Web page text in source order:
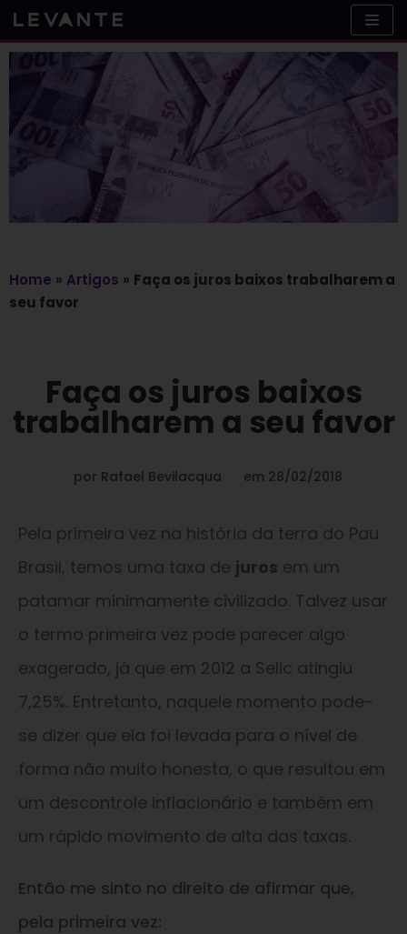
Skip
to
content
Home » Artigos » Faça os juros baixos trabalharem a
seu favor
Faça os juros baixos
trabalharem a seu favor
por Rafael Bevilacqua em 28/02/2018
Pela primeira vez na história da terra do Pau
Brasil, temos uma taxa de juros em um
patamar minimamente civilizado. Talvez usar
o termo primeira vez pode parecer algo
exagerado, já que em 2012 a Selic atingiu
7,25%. Entretanto, naquele momento pode-
se dizer que ela foi levada para o nível de
forma não muito honesta, o que resultou em
um descontrole inflacionário e também em
um rápido movimento de alta das taxas.
Então me sinto no direito de afirmar que,
pela primeira vez: